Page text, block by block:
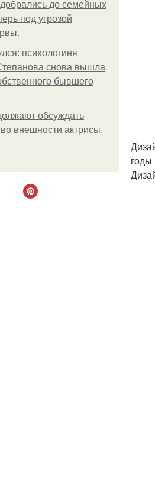
до семейных
под угрозой
психологиня
снова вышла
бывшего
обсуждать
внешности актрисы.
годы